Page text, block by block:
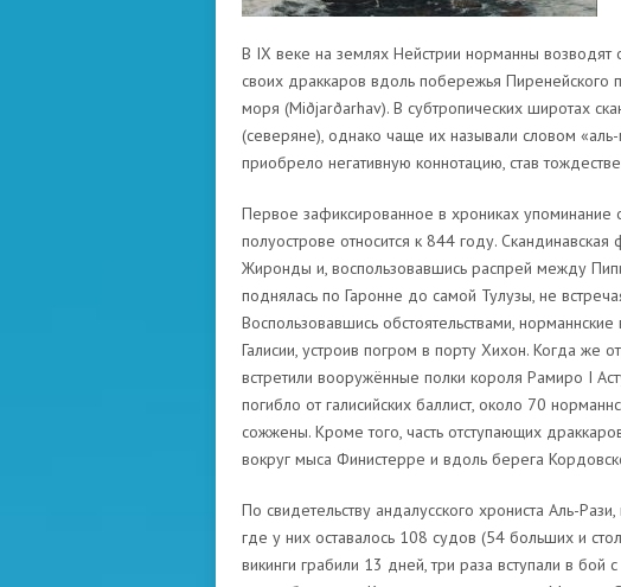
В IX веке на землях Нейстрии норманны
своих драккаров вдоль побережья Пиренейского
моря (Miðjarðarhav). В субтропических широтах
(северяне), однако чаще их называли словом
приобрело негативную коннотацию, став
Первое зафиксированное в хрониках упоминание
полуострове относится к 844 году.
Жиронды и, воспользовавшись распрей между
поднялась по Гаронне до самой Тулузы, не
Воспользовавшись обстоятельствами,
Галисии, устроив погром в порту Хихон. Когда же
встретили вооружённые полки короля Рамиро I
погибло от галисийских баллист, около 70
сожжены. Кроме того, часть отступающих
вокруг мыса Финистерре и вдоль берега
По свидетельству андалусского хрониста Аль-
где у них оставалось 108 судов (54 больших и
викинги грабили 13 дней, три раза вступали в